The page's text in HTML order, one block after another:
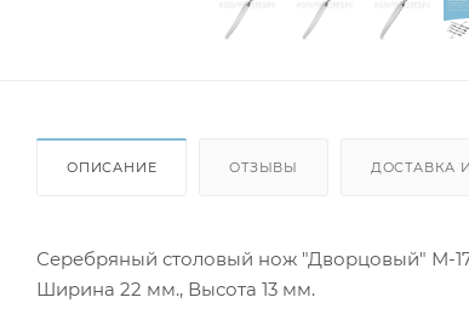
ОПИСАНИЕ ОТЗЫВЫ ДОСТАВКА
Серебряный столовый нож "Дворцовый" М-
Ширина 22 мм., Высота 13 мм.